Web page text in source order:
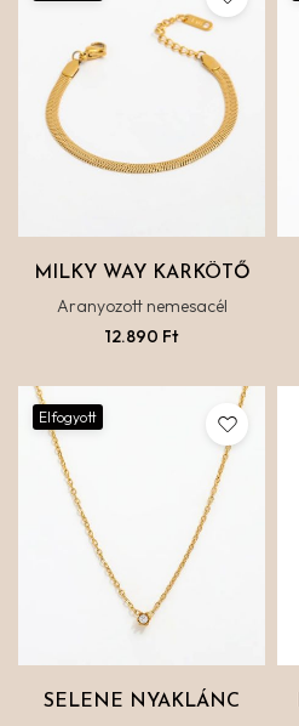
MILKY WAY KARKÖTŐ
Aranyozott nemesacél
12.890 Ft
Elfogyott
SELENE NYAKLÁNC